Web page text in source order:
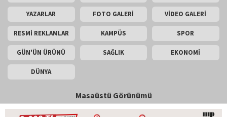
YAZARLAR FOTO GALERİ VİDEO GALERİ
RESMİ REKLAMLAR KAMPÜS SPOR
GÜN'ÜN ÜRÜNÜ SAĞLIK EKONOMİ
DÜNYA
Masaüstü Görünümü
İletişim